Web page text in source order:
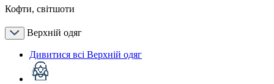
Кофти, світшоти
Верхній одяг
Дивитися всі Верхній одяг